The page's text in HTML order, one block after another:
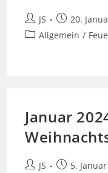
Beitrags-
Autor:
JS
Beitrag
20.
Beitrags-
Allgemein /
Januar
Beitrags-
JS
Beitrag
5.